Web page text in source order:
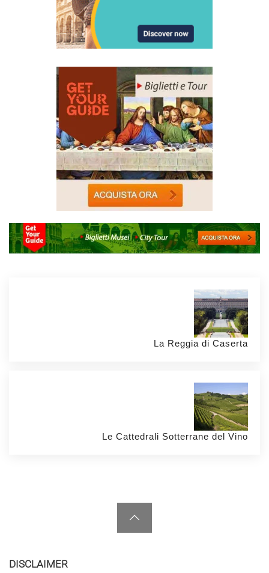
La Reggia di Caserta
Le Cattedrali Sotterrane del Vino
DISCLAIMER